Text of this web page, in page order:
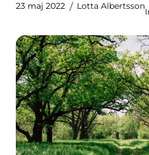
23 maj 2022 Lotta Albertsson